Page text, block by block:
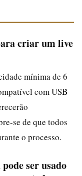
criar um live
mínima de 6
com USB
se de que todos
o processo.
ser usado